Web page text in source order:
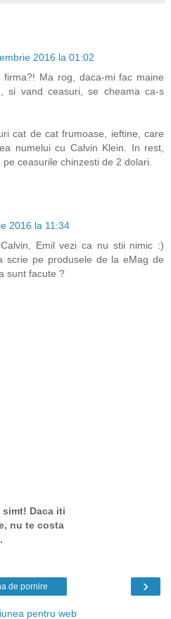
2016 la 01:02
firma?! Ma rog, daca-mi fac maine
si vand ceasuri, se cheama ca-s
cat de cat frumoase, ieftine, care
numelui cu Calvin Klein. In rest,
ceasurile chinzesti de 2 dolari.
2016 la 11:34
Emil vezi ca nu stii nimic :)
scrie pe produsele de la eMag de
sunt facute ?
simt! Daca iti
nu te costa
›
de pornire
pentru web